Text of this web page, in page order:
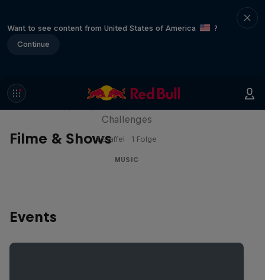
Want to see content from United States of America
?
Continue
Filme & Shows
Red Bull Trapped
Challenges
1 Staffel · 1 Folge
MUSIC
Events